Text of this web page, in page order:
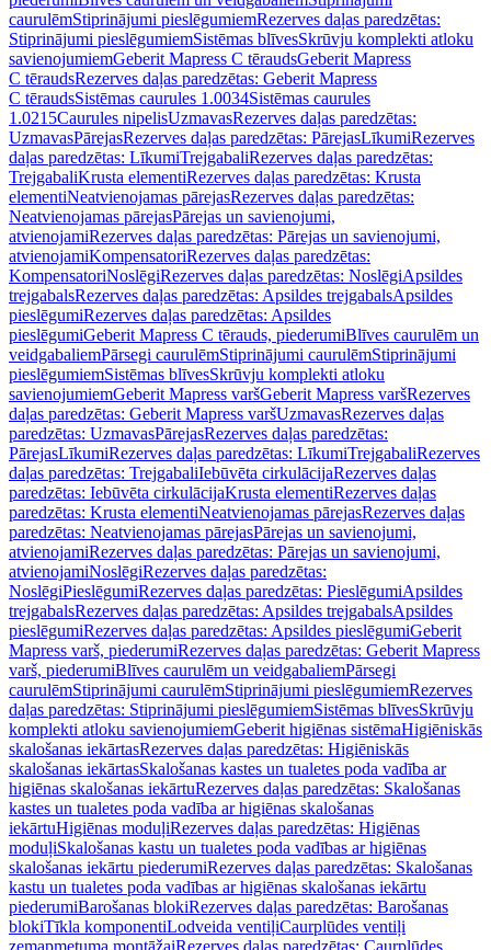
caurulēmStiprinājumi pieslēgumiemRezerves daļas paredzētas:
Stiprinājumi pieslēgumiemSistēmas blīvesSkrūvju komplekti atloku
savienojumiemGeberit Mapress C tēraudsGeberit Mapress
C tēraudsRezerves daļas paredzētas: Geberit Mapress
C tēraudsSistēmas caurules 1.0034Sistēmas caurules
1.0215Caurules nipelisUzmavasRezerves daļas paredzētas:
UzmavasPārejasRezerves daļas paredzētas: PārejasLīkumiRezerves
daļas paredzētas: LīkumiTrejgabaliRezerves daļas paredzētas:
TrejgabaliKrusta elementiRezerves daļas paredzētas: Krusta
elementiNeatvienojamas pārejasRezerves daļas paredzētas:
Neatvienojamas pārejasPārejas un savienojumi,
atvienojamiRezerves daļas paredzētas: Pārejas un savienojumi,
atvienojamiKompensatoriRezerves daļas paredzētas:
KompensatoriNoslēgiRezerves daļas paredzētas: NoslēgiApsildes
trejgabalsRezerves daļas paredzētas: Apsildes trejgabalsApsildes
pieslēgumiRezerves daļas paredzētas: Apsildes
pieslēgumiGeberit Mapress C tērauds, piederumiBlīves caurulēm un
veidgabaliemPārsegi caurulēmStiprinājumi caurulēmStiprinājumi
pieslēgumiemSistēmas blīvesSkrūvju komplekti atloku
savienojumiemGeberit Mapress varšGeberit Mapress varšRezerves
daļas paredzētas: Geberit Mapress varšUzmavasRezerves daļas
paredzētas: UzmavasPārejasRezerves daļas paredzētas:
PārejasLīkumiRezerves daļas paredzētas: LīkumiTrejgabaliRezerves
daļas paredzētas: TrejgabaliIebūvēta cirkulācijaRezerves daļas
paredzētas: Iebūvēta cirkulācijaKrusta elementiRezerves daļas
paredzētas: Krusta elementiNeatvienojamas pārejasRezerves daļas
paredzētas: Neatvienojamas pārejasPārejas un savienojumi,
atvienojamiRezerves daļas paredzētas: Pārejas un savienojumi,
atvienojamiNoslēgiRezerves daļas paredzētas:
NoslēgiPieslēgumiRezerves daļas paredzētas: PieslēgumiApsildes
trejgabalsRezerves daļas paredzētas: Apsildes trejgabalsApsildes
pieslēgumiRezerves daļas paredzētas: Apsildes pieslēgumiGeberit
Mapress varš, piederumiRezerves daļas paredzētas: Geberit Mapress
varš, piederumiBlīves caurulēm un veidgabaliemPārsegi
caurulēmStiprinājumi caurulēmStiprinājumi pieslēgumiemRezerves
daļas paredzētas: Stiprinājumi pieslēgumiemSistēmas blīvesSkrūvju
komplekti atloku savienojumiemGeberit higiēnas sistēmaHigiēniskās
skalošanas iekārtasRezerves daļas paredzētas: Higiēniskās
skalošanas iekārtasSkalošanas kastes un tualetes poda vadība ar
higiēnas skalošanas iekārtuRezerves daļas paredzētas: Skalošanas
kastes un tualetes poda vadība ar higiēnas skalošanas
iekārtuHigiēnas moduļiRezerves daļas paredzētas: Higiēnas
moduļiSkalošanas kastu un tualetes poda vadības ar higiēnas
skalošanas iekārtu piederumiRezerves daļas paredzētas: Skalošanas
kastu un tualetes poda vadības ar higiēnas skalošanas iekārtu
piederumiBarošanas blokiRezerves daļas paredzētas: Barošanas
blokiTīkla komponentiLodveida ventiļiCaurplūdes ventiļi
zemapmetuma montāžaiRezerves daļas paredzētas: Caurplūdes